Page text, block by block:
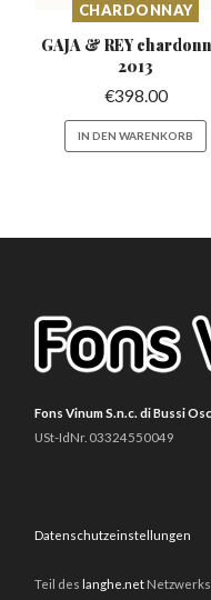
CHARDONNAY
GAJA & REY
2013
€398.00
IN DEN WARENKORB
Fons Vinum S.n.c. di Bussi
USt-IdNr. 03324550049
Datenschutzeinstellungen
Teil des langhe.net Netzwerks